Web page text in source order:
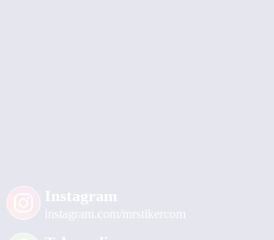
Instagram
instagram.com/mrstikercom